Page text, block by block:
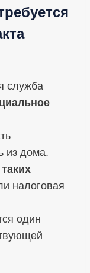
служба
из дома.
налоговая
один